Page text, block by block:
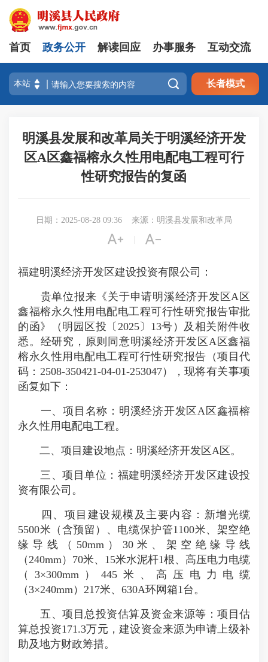
首页 政务公开 解读回应 办事服务 互动交流
 长者模式
明溪县发展和改革局关于明溪经济开发
区A区鑫福榕永久性用电配电工程可行
性研究报告的复函
日期：2025-08-28 09:36 来源：明溪县发展和改革局
 
福建明溪经济开发区建设投资有限公司：
贵单位报来《关于申请明溪经济开发区A区
鑫福榕永久性用电配电工程可行性研究报告审批
的函》（明园区投〔2025〕13号）及相关附件收
悉。经研究，原则同意明溪经济开发区A区鑫福
榕永久性用电配电工程可行性研究报告（项目代
码：2508-350421-04-01-253047），现将有关事项
函复如下：
一、项目名称：明溪经济开发区A区鑫福榕
永久性用电配电工程。
二、项目建设地点：明溪经济开发区A区。
三、项目单位：福建明溪经济开发区建设投
资有限公司。
四、项目建设规模及主要内容：新增光缆
5500米（含预留）、电缆保护管1100米、架空绝
缘导线（50mm）30米、架空绝缘导线
（240mm）70米、15米水泥杆1根、高压电力电缆
（3×300mm）445米、高压电力电缆
（3×240mm）217米、630A环网箱1台。
五、项目总投资估算及资金来源等：项目估
算总投资171.3万元，建设资金来源为申请上级补
助及地方财政筹措。